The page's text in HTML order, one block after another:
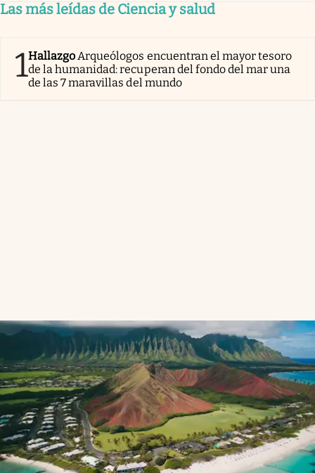
Las más leídas de Ciencia y salud
1HallazgoArqueólogos encuentran el mayor tesoro
de la humanidad: recuperan del fondo del mar una
de las 7 maravillas del mundo